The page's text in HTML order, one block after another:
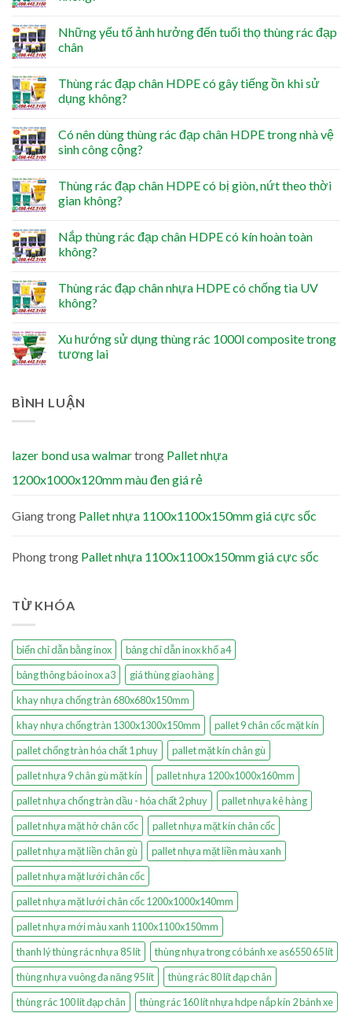
Những yếu tố ảnh hưởng đến tuổi thọ thùng rác đạp
chân
Thùng rác đạp chân HDPE có gây tiếng ồn khi sử
dụng không?
Có nên dùng thùng rác đạp chân HDPE trong nhà vệ
sinh công cộng?
Thùng rác đạp chân HDPE có bị giòn, nứt theo thời
gian không?
Nắp thùng rác đạp chân HDPE có kín hoàn toàn
không?
Thùng rác đạp chân nhựa HDPE có chống tia UV
không?
Xu hướng sử dụng thùng rác 1000l composite trong
tương lai
BÌNH LUẬN
lazer bond usa walmartrong Pallet nhựa
1200x1000x120mm màu đen giá rẻ
Giangtrong Pallet nhựa 1100x1100x150mm giá cực sốc
Phongtrong Pallet nhựa 1100x1100x150mm giá cực sốc
TỪ KHÓA
biển chỉ dẫn bằng inox
bảng chỉ dẫn inox khổ a4
bảng thông báo inox a3
giá thùng giao hàng
khay nhựa chống tràn 680x680x150mm
khay nhựa chống tràn 1300x1300x150mm
pallet 9 chân cốc mặt kín
pallet chống tràn hóa chất 1 phuy
pallet mặt kín chân gù
pallet nhựa 9 chân gù mặt kín
pallet nhựa 1200x1000x160mm
pallet nhựa chống tràn dầu - hóa chất 2 phuy
pallet nhựa kê hàng
pallet nhựa mặt hở chân cốc
pallet nhựa mặt kín chân cốc
pallet nhựa mặt liền chân gù
pallet nhựa mặt liền màu xanh
pallet nhựa mặt lưới chân cốc
pallet nhựa mặt lưới chân cốc 1200x1000x140mm
pallet nhựa mới màu xanh 1100x1100x150mm
thanh lý thùng rác nhựa 85 lít
thùng nhựa trong có bánh xe as6550 65 lít
thùng nhựa vuông đa năng 95 lít
thùng rác 80 lít đạp chân
thùng rác 100 lít đạp chân
thùng rác 160 lít nhựa hdpe nắp kín 2 bánh xe